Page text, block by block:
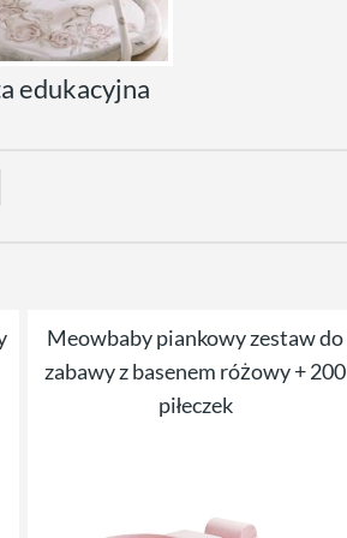
edukacyjna
Meowbaby piankowy zestaw do
zabawy z basenem różowy + 200
piłeczek